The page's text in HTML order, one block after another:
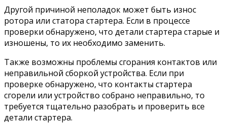
Другой причиной неполадок может быть износ
ротора или статора стартера. Если в процессе
проверки обнаружено, что детали стартера старые и
изношены, то их необходимо заменить.
Также возможны проблемы сгорания контактов или
неправильной сборкой устройства. Если при
проверке обнаружено, что контакты стартера
сгорели или устройство собрано неправильно, то
требуется тщательно разобрать и проверить все
детали стартера.